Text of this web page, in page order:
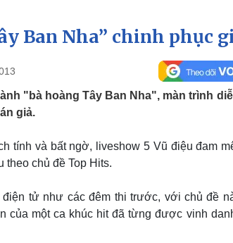
Dấu ấn VOV
Quân sự - Quốc phòng
Vũ khí
Phân tích
Thể thao
Thế giới thể
Đời sống
Nhà đẹp
Văn hóa
Sân khấu -
Ban Nha” chinh phục
"bà hoàng Tây Ban Nha", màn trình
giả.
tính và bất ngờ, liveshow 5 Vũ điệu đam
theo chủ đề Top Hits.
tử như các đêm thi trước, với chủ đề
của một ca khúc hit đã từng được vinh